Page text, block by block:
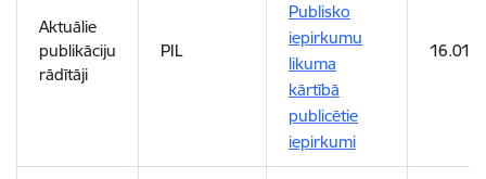
Aktuālie
publikāciju
rādītāji
PIL
Publisko
iepirkumu
likuma
kārtībā
publicētie
iepirkumi